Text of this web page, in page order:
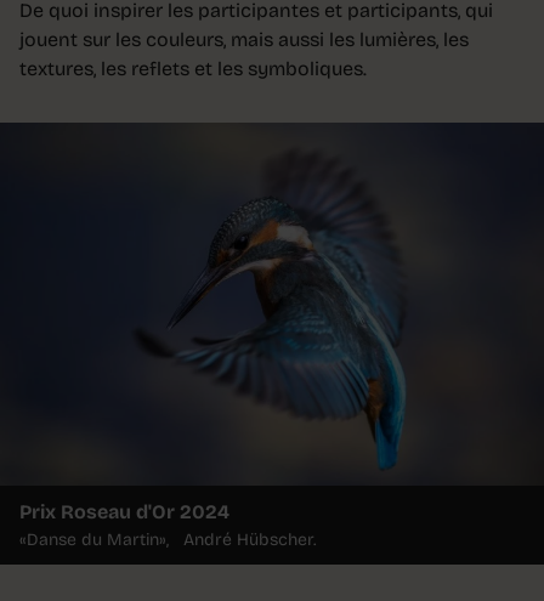
De quoi inspirer les participantes et participants, qui
jouent sur les couleurs, mais aussi les lumières, les
textures, les reflets et les symboliques.
Prix Roseau d'Or 2024
«Danse du Martin», André Hübscher.